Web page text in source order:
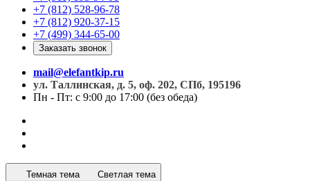
+7 (812) 528-96-78
+7 (812) 920-37-15
+7 (499) 344-65-00
Заказать звонок
mail@elefantkip.ru
ул. Таллинская, д. 5, оф. 202, СПб, 195196
Пн - Пт: с 9:00 до 17:00 (без обеда)
Темная тема Светлая тема